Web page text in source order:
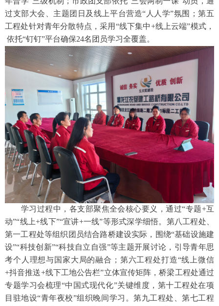
过支部大会、主题团日及线上平台营造“人人学”氛围；第五
工程处针对青年分散特点，采用“线下集中+线上云端”模式，
依托“钉钉”平台确保24名团员学习全覆盖。
学习过程中，各支部聚焦全会核心要义，通过“专题+互
动”“线上+线下”“宣讲+一线”等形式深学细悟。第八工程处、
第一工程处等组织团员结合路桥建设实际，围绕“基础设施建
设”“科技创新”“科技自立自强”等主题开展讨论，引导青年思
考个人理想与国家大局的融合；第六工程处打造“线上微信
+抖音推送+线下工地公告栏”立体宣传矩阵，桥梁工程处通过
专题学习会梳理“中国式现代化”关键维度，第十工程处在项
目驻地设“青年夜校”组织晚间学习。第九工程处、第七工程